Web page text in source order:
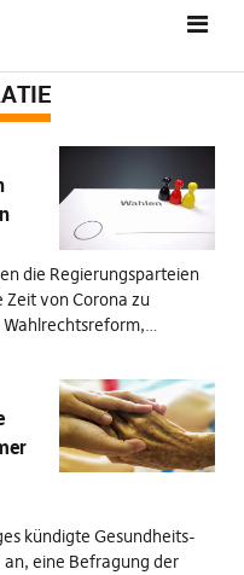
die Regierungsparteien
Zeit von Corona zu
Wahlrechtsreform,…
kündigte Gesundheits-
an, eine Befragung der